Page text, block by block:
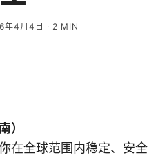
年4月4日 · 2 MIN
）
在全球范围内稳定、安全